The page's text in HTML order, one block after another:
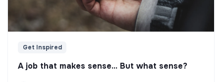
Get Inspired
A job that makes sense... But what sense?